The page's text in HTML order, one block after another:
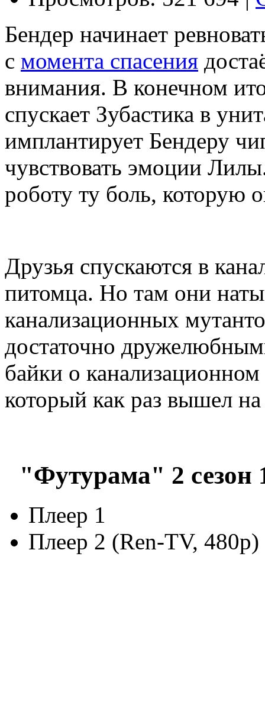
Бендер начинает
с момента спасения
внимания. В конечном
спускает Зубастика в
имплантирует Бендеру
чувствовать эмоции
роботу ту боль, которую
Друзья спускаются в
питомца. Но там они
канализационных
достаточно
байки о
который как раз вышел на
"Футурама" 2 сезон
Плеер 1
Плеер 2 (Ren-TV, 480p)